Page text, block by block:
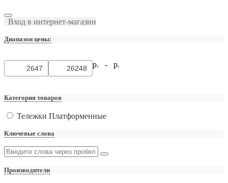
Вход в интернет-магазин
Диапазон цены:
р. - р.
Категория товаров
Тележки Платформенные
Ключевые слова
Производители